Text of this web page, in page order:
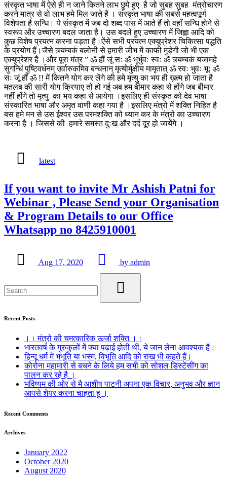
संस्कृत भाषा में ऐसे ही न जाने कितने लाभ छुपे हुए है जो सुबह सुबह मंत्रोचारण
करने मात्र से वो लाभ हमे मिल जाते है । संस्कृत भाषा की सबसे महत्वपूर्ण
विशेषता है सन्धि। ये संस्कृत में जब दो शब्द पास में आते हैं तो वहाँ सन्धि होने से
स्वरूप और उच्चारण बदल जाता है। उस बदले हुए उच्चारण में जिह्वा आदि को
कुछ विशेष प्रयत्न करना पड़ता है।ऐंसे सभी प्रयत्न एक्यूप्रेशर चिकित्सा पद्धति
के प्रयोग हैं।जैसे त्र्यम्‍बकं बलोनी से हमारी जीभ में काफी मुड़ेगी जो भी एक
एक्यूप्रेशर है ।और पूरा मंत्र ” ॐ हौं जूं सः ॐ भूर्भुवः स्वः ॐ त्र्यम्‍बकं यजामहे
सुगन्धिं पुष्टिवर्धनम् उर्वारुकमिव बन्‍धनान् मृत्‍योर्मुक्षीय मामृतात् ॐ स्वः भुवः भूः ॐ
सः जूं हौं ॐ !! में कितने योग कर लेंगे की हमे मृत्यु का भय ही ख़त्म हो जाता है
मतलब की सारी योग क्रियाए तो हो गई अब हम बीमार कहा से होंगे जब बीमार
नहीं होंगे तो मृत्यु का भय कहा से आयेगा ।इसलिए ही संस्कृत को देव भाषा
संस्कारित भाषा और अमृत वाणी कहा गया है ।इसलिए मंत्रो में शक्ति निहित है
बस हमे मन से उस ईश्वर उस परमशक्ति को ध्यान कर के मंत्रो का उच्चारण
करना है । जिससे की हमारे समस्त दुःख और दर्द दूर हो जायेंगे ।
latest
If you want to invite Mr Ashish Patni for
Webinar , Please Send your Organisation
& Program Details to our Office
Whatsapp no 8425910001
Aug 17, 2020 by admin
Recent Posts
।। मंत्रो की चमत्कारिक ऊर्जा शक्ति ।।
भारतवर्ष के गुरुकुलों में क्या पढ़ाई होती थी, ये जान लेना आवश्यक है।
हिन्दू धर्म में भभूति या भस्म, विभूति आदि को राख भी कहते हैं।
कोरोना महामारी से बचने के लिये हम सभी को सोशल डिस्टेंसींग का
पालन कर रहे है ।
भविष्यम की ओर से मै आशीष पाटनी अपना एक विचार, अनुभव और ज्ञान
आपसे शेयर करना चाहता हू ।
Recent Comments
Archives
January 2022
October 2020
August 2020